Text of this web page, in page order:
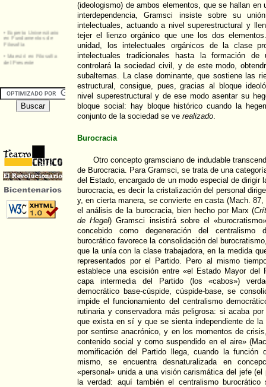
(ideologismo) de ambos elementos, que se hallan en
interdependencia, Gramsci insiste sobre su
intelectuales, actuando a nivel superestructural y
tejer el lienzo orgánico que une los dos
unidad, los intelectuales orgánicos de la clase
intelectuales tradicionales hasta la formación de
controlará la sociedad civil, y de este modo,
subalternas. La clase dominante, que sostiene las
estructural, consigue, pues, gracias al bloque
nivel superestructural y de ese modo asentar su
bloque social: hay bloque histórico cuando la
conjunto de la sociedad se ve realizado.
Burocracia
Otro concepto gramsciano de indudable
de Burocracia. Para Gramsci, se trata de una
del Estado, encargado de un modo especial de dirigir
burocracia, es decir la cristalización del personal
y, en cierta manera, se convierte en casta (Mach.
el análisis de la burocracia, bien hecho por Marx (
de Hegel) Gramsci insistirá sobre el
concebido como degeneración del centralismo
burocrático favorece la consolidación del
que la unía con la clase trabajadora, en la medida
representados por el Partido. Pero al mismo
establece una escisión entre «el Estado Mayor del
capa intermedia del Partido (los «cabos»)
democrático base-cúspide, cúspide-base, se
impide el funcionamiento del centralismo
rutinaria y conservadora más peligrosa: si acaba
que exista en sí y que se sienta independiente de
por sentirse anacrónico, y en los momentos de
contenido social y como suspendido en el aire»
momificación del Partido llega, cuando la función
mismo, se encuentra desnaturalizada en
«personal» unida a una visión carismática del jefe
la verdad: aquí también el centralismo burocrático